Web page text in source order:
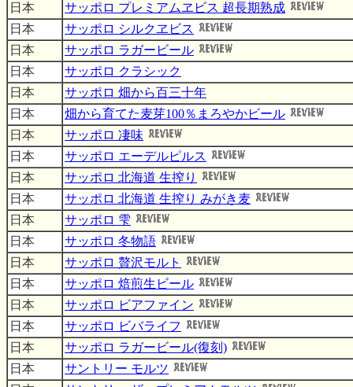
日本
サッポロ プレミアムヱビス 超長期熟成
日本
サッポロ シルクヱビス
日本
サッポロ ラガービール
日本
サッポロ クラシック
日本
サッポロ 畑から百三十年
日本
畑から育てた麦芽100％まろやかビール
日本
サッポロ 凄味
日本
サッポロ エーデルピルス
日本
サッポロ 北海道 生搾り
日本
サッポロ 北海道 生搾り みがき麦
日本
サッポロ 雫
日本
サッポロ 冬物語
日本
サッポロ 贅沢モルト
日本
サッポロ 焙煎生ビール
日本
サッポロ ビアファイン
日本
サッポロ ビバライフ
日本
サッポロ ラガービール(復刻)
日本
サントリー モルツ